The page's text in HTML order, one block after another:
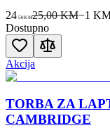
24 50KM25,00 KM−1
Dostupno
Akcija
TORBA ZA
CAMBRIDGE